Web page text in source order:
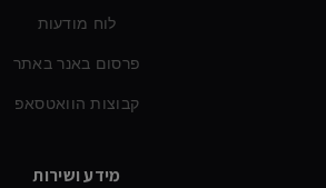
לוח מודעות
פרסום באנר באתר
קבוצות הוואטסאפ
מידע ושירות